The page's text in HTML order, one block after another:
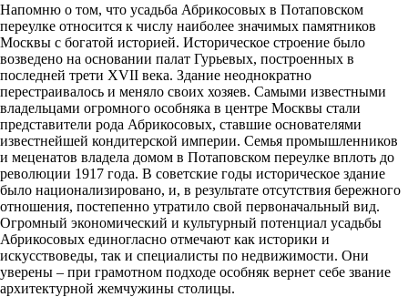
Напомню о том, что усадьба Абрикосовых в Потаповском
переулке относится к числу наиболее значимых памятников
Москвы с богатой историей. Историческое строение было
возведено на основании палат Гурьевых, построенных в
последней трети XVII века. Здание неоднократно
перестраивалось и меняло своих хозяев. Самыми известными
владельцами огромного особняка в центре Москвы стали
представители рода Абрикосовых, ставшие основателями
известнейшей кондитерской империи. Семья промышленников
и меценатов владела домом в Потаповском переулке вплоть до
революции 1917 года. В советские годы историческое здание
было национализировано, и, в результате отсутствия бережного
отношения, постепенно утратило свой первоначальный вид.
Огромный экономический и культурный потенциал усадьбы
Абрикосовых единогласно отмечают как историки и
искусствоведы, так и специалисты по недвижимости. Они
уверены – при грамотном подходе особняк вернет себе звание
архитектурной жемчужины столицы.